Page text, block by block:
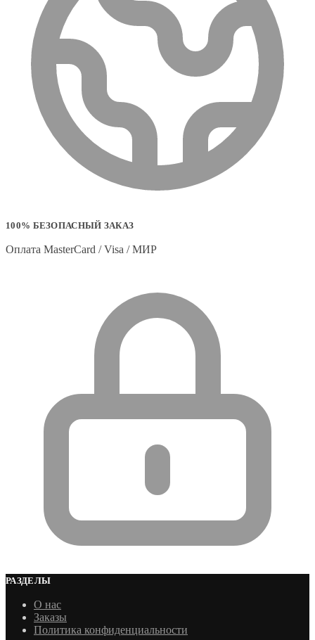
100% БЕЗОПАСНЫЙ ЗАКАЗ
Оплата MasterCard / Visa / МИР
РАЗДЕЛЫ
О нас
Заказы
Политика конфиденциальности